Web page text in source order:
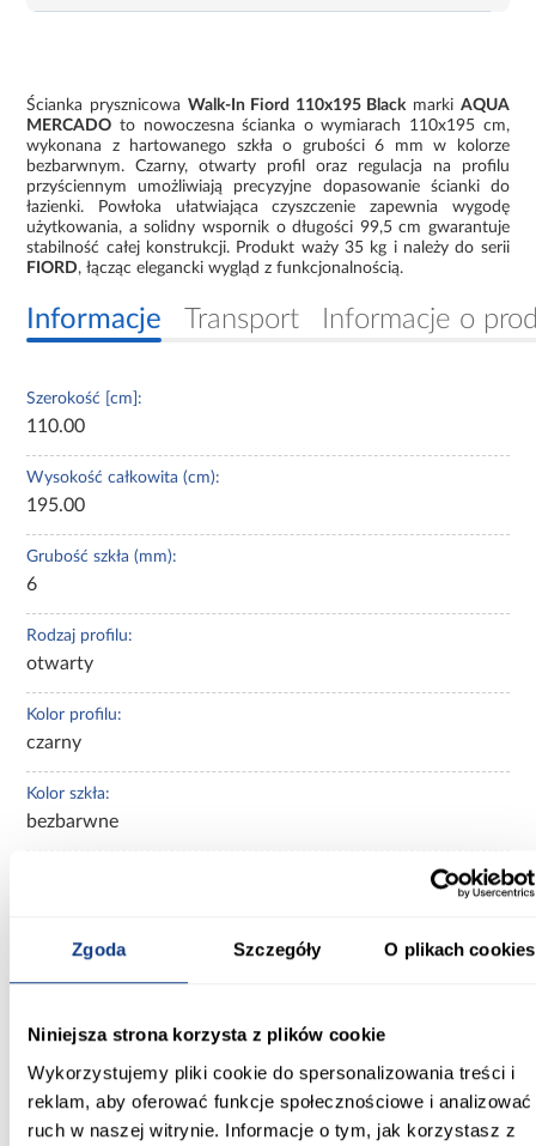
Zgoda Szczegóły O plikach cookies
Niniejsza strona korzysta z plików cookie
Wykorzystujemy pliki cookie do spersonalizowania treści i
reklam, aby oferować funkcje społecznościowe i analizować
ruch w naszej witrynie. Informacje o tym, jak korzystasz z
Ścianka prysznicowa Walk-In Fiord 110x195 Black marki AQUA
MERCADO to nowoczesna ścianka o wymiarach 110x195 cm,
wykonana z hartowanego szkła o grubości 6 mm w kolorze
bezbarwnym. Czarny, otwarty profil oraz regulacja na profilu
przyściennym umożliwiają precyzyjne dopasowanie ścianki do
łazienki. Powłoka ułatwiająca czyszczenie zapewnia wygodę
użytkowania, a solidny wspornik o długości 99,5 cm gwarantuje
stabilność całej konstrukcji. Produkt waży 35 kg i należy do serii
FIORD, łącząc elegancki wygląd z funkcjonalnością.
Informacje Transport Informacje o
Szerokość [cm]:
110.00
Wysokość całkowita (cm):
195.00
Grubość szkła (mm):
6
Rodzaj profilu:
otwarty
Kolor profilu:
czarny
Kolor szkła:
bezbarwne
Powłoka ułatwiająca czyszczenie:
Tak
Regulacja na profilu przyściennym:
Szkło hartowane:
Tak